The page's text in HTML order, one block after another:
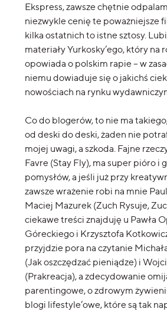
Ekspress, zawsze chętnie
niezwykle cenię te poważniejsze
kilka ostatnich to istne sztosy.
materiały Yurkosky’ego, który na
opowiada o polskim rapie – w
niemu dowiaduje się o jakichś
nowościach na rynku
Co do blogerów, to nie ma
od deski do deski, żaden nie
mojej uwagi, a szkoda. Fajne
Favre (Stay Fly), ma super pióro i
pomysłów, a jeśli już przy
zawsze wrażenie robi na mnie
Maciej Mazurek (Zuch Rysuje,
ciekawe treści znajduję u Pawła
Góreckiego i Krzysztofa
przyjdzie pora na czytanie
(Jak oszczędzać pieniądze) i
(Prakreacja), a zdecydowanie
parentingowe, o zdrowym
blogi lifestyle’owe, które są tak